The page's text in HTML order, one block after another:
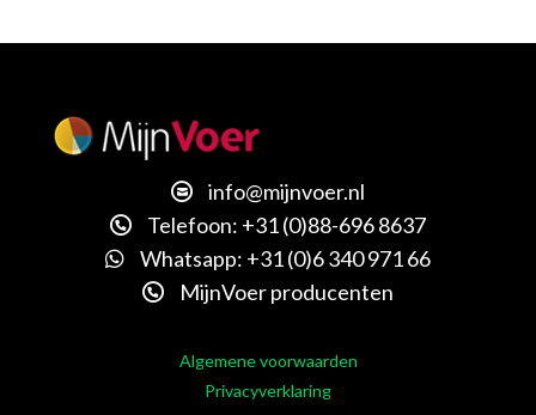
info@mijnvoer.nl
Telefoon: +31 (0)88-696 8637
Whatsapp: +31 (0)6 340 971 66
MijnVoer producenten
Algemene voorwaarden
Privacyverklaring